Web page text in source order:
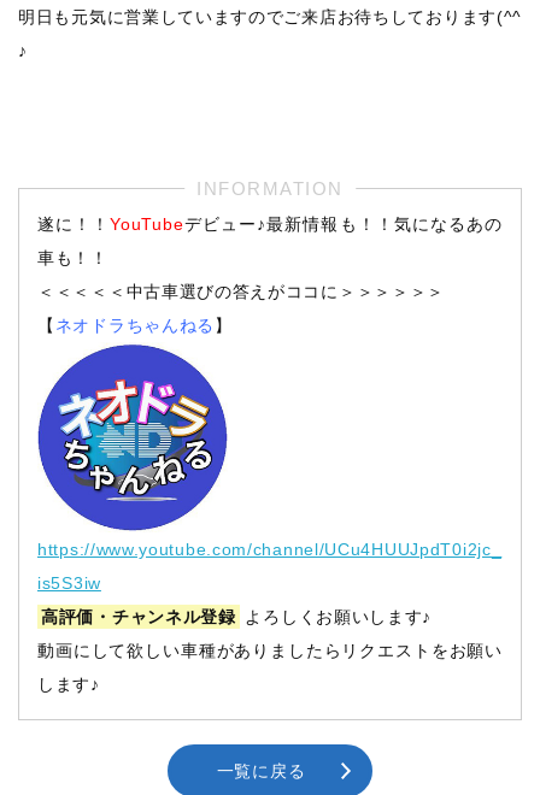
明日も元気に営業していますのでご来店お待ちしております(^^
♪
遂に！！YouTubeデビュー♪最新情報も！！気になるあの
車も！！
＜＜＜＜＜中古車選びの答えがココに＞＞＞＞＞＞
【 ネオドラちゃんねる 】
https://www.youtube.com/channel/UCu4HUUJpdT0i2jc_
is5S3iw
高評価・チャンネル登録
よろしくお願いします♪
動画にして欲しい車種がありましたらリクエストをお願い
します♪
一覧に戻る